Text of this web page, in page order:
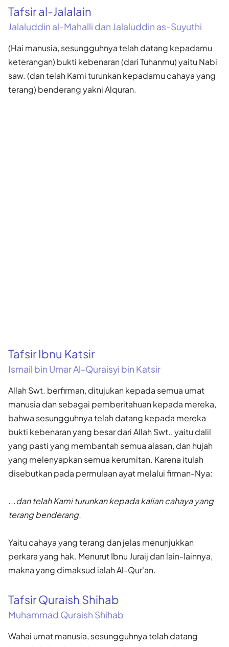
Tafsir al-Jalalain
Jalaluddin al-Mahalli dan Jalaluddin as-Suyuthi
(Hai manusia, sesungguhnya telah datang kepadamu
keterangan) bukti kebenaran (dari Tuhanmu) yaitu Nabi
saw. (dan telah Kami turunkan kepadamu cahaya yang
terang) benderang yakni Alquran.
Tafsir Ibnu Katsir
Ismail bin Umar Al-Quraisyi bin Katsir
Allah Swt. berfirman, ditujukan kepada semua umat
manusia dan se­bagai pemberitahuan kepada mereka,
bahwa sesungguhnya telah datang kepada mereka
bukti kebenaran yang besar dari Allah Swt., yaitu dalil
yang pasti yang membantah semua alasan, dan hujah
yang mele­nyapkan semua kerumitan. Karena itulah
disebutkan pada permulaan ayat melalui firman-Nya:
...dan telah Kami turunkan kepada kalian cahaya yang
terang ben­derang.
Yaitu cahaya yang terang dan jelas menunjukkan
perkara yang hak. Menurut Ibnu Juraij dan lain-lainnya,
makna yang dimaksud ialah Al-Qur'an.
Tafsir Quraish Shihab
Muhammad Quraish Shihab
Wahai umat manusia, sesungguhnya telah datang